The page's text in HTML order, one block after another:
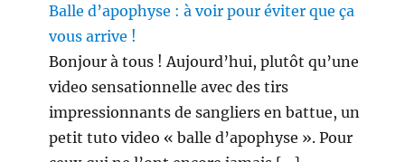
Balle d’apophyse : à voir pour éviter que ça
vous arrive !
Bonjour à tous ! Aujourd’hui, plutôt qu’une
video sensationnelle avec des tirs
impressionnants de sangliers en battue, un
petit tuto video « balle d’apophyse ». Pour